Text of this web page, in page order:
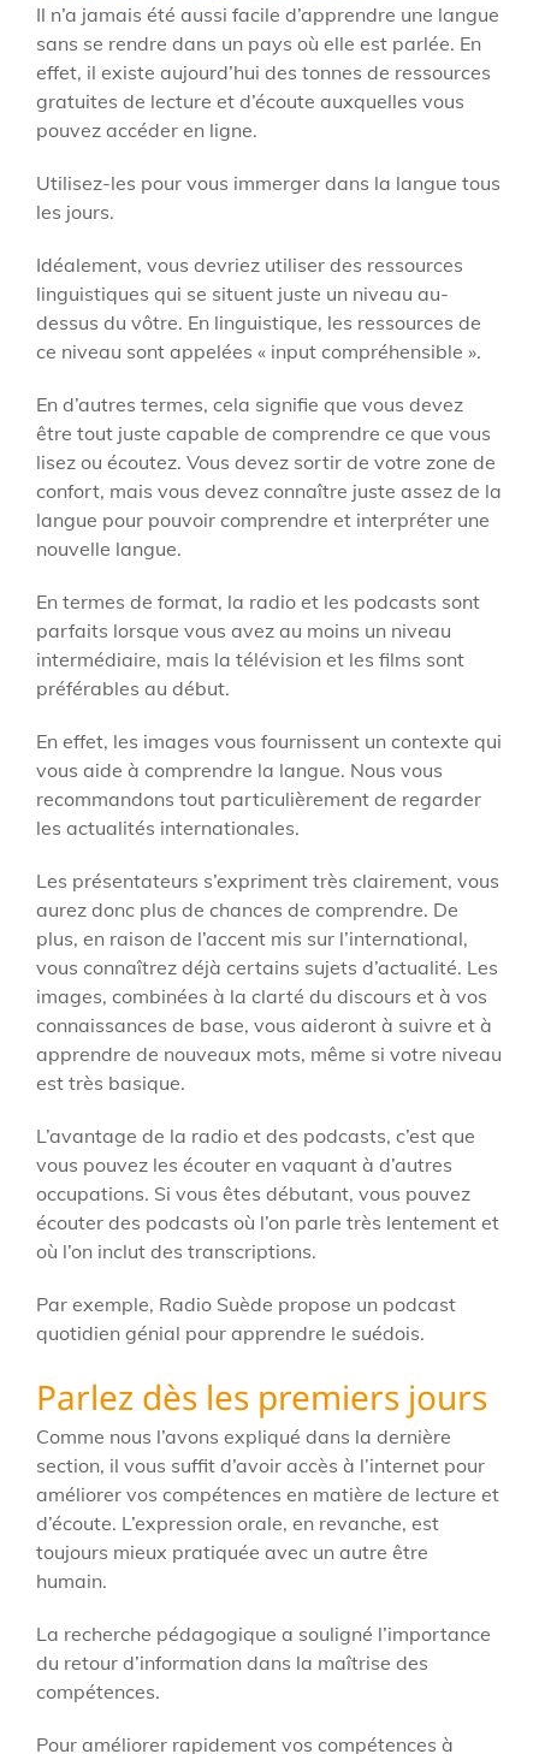
Il n’a jamais été aussi facile d’apprendre une langue
sans se rendre dans un pays où elle est parlée. En
effet, il existe aujourd’hui des tonnes de ressources
gratuites de lecture et d’écoute auxquelles vous
pouvez accéder en ligne.
Utilisez-les pour vous immerger dans la langue tous
les jours.
Idéalement, vous devriez utiliser des ressources
linguistiques qui se situent juste un niveau au-
dessus du vôtre. En linguistique, les ressources de
ce niveau sont appelées « input compréhensible ».
En d’autres termes, cela signifie que vous devez
être tout juste capable de comprendre ce que vous
lisez ou écoutez. Vous devez sortir de votre zone de
confort, mais vous devez connaître juste assez de la
langue pour pouvoir comprendre et interpréter une
nouvelle langue.
En termes de format, la radio et les podcasts sont
parfaits lorsque vous avez au moins un niveau
intermédiaire, mais la télévision et les films sont
préférables au début.
En effet, les images vous fournissent un contexte qui
vous aide à comprendre la langue. Nous vous
recommandons tout particulièrement de regarder
les actualités internationales.
Les présentateurs s’expriment très clairement, vous
aurez donc plus de chances de comprendre. De
plus, en raison de l’accent mis sur l’international,
vous connaîtrez déjà certains sujets d’actualité. Les
images, combinées à la clarté du discours et à vos
connaissances de base, vous aideront à suivre et à
apprendre de nouveaux mots, même si votre niveau
est très basique.
L’avantage de la radio et des podcasts, c’est que
vous pouvez les écouter en vaquant à d’autres
occupations. Si vous êtes débutant, vous pouvez
écouter des podcasts où l’on parle très lentement et
où l’on inclut des transcriptions.
Par exemple, Radio Suède propose un podcast
quotidien génial pour apprendre le suédois.
Parlez dès les premiers jours
Comme nous l’avons expliqué dans la dernière
section, il vous suffit d’avoir accès à l’internet pour
améliorer vos compétences en matière de lecture et
d’écoute. L’expression orale, en revanche, est
toujours mieux pratiquée avec un autre être
humain.
La recherche pédagogique a souligné l’importance
du retour d’information dans la maîtrise des
compétences.
Pour améliorer rapidement vos compétences à